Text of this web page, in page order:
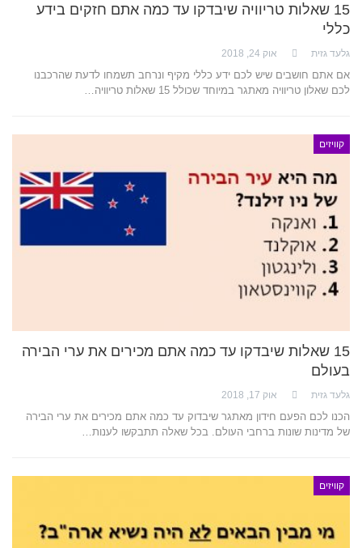
15 שאלות טריוויה שיבדקו עד כמה אתם חזקים בידע
כללי
גלעד גזית אוק 24, 2018
אם אתם חושבים שיש לכם ידע כללי מקיף ונרחב תשמחו לדעת שהרכבנו
לכם שאלון טריוויה מאתגר במיוחד שכולל 15 שאלות טריוויה…
קוויזים
15 שאלות שיבדקו עד כמה אתם מכירים את ערי הבירה
בעולם
גלעד גזית אוק 17, 2018
הכנו לכם הפעם חידון מאתגר שיבדוק עד כמה אתם מכירים את ערי הבירה
של מדינות שונות ברחבי העולם. בכל שאלה תתבקשו לענות…
קוויזים